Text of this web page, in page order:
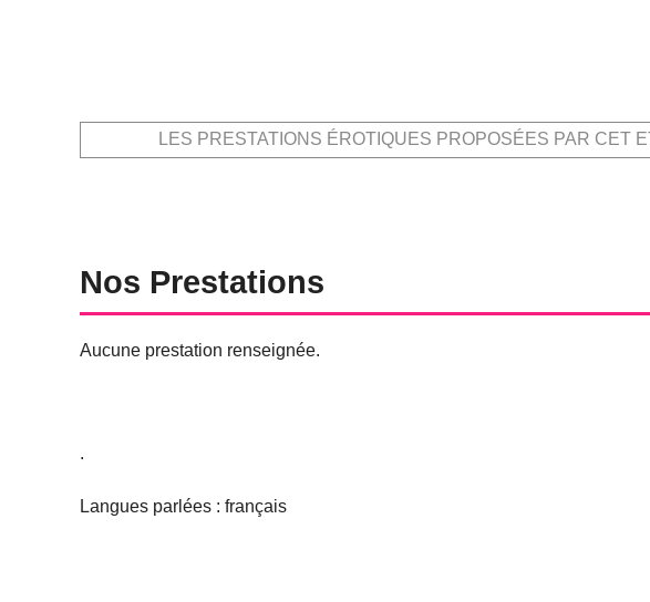
LES PRESTATIONS ÉROTIQUES PROPOSÉES PAR CET
Nos Prestations
Aucune prestation renseignée.
.
Langues parlées : français